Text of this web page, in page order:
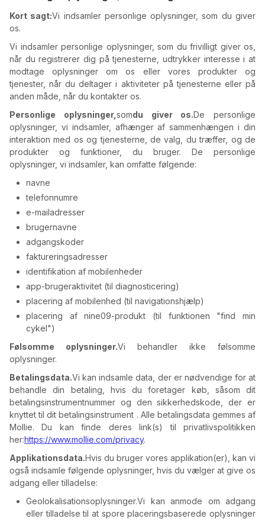
Kort sagt:Vi indsamler personlige oplysninger, som du giver
os.
Vi indsamler personlige oplysninger, som du frivilligt giver os,
når du registrerer dig på tjenesterne, udtrykker interesse i at
modtage oplysninger om os eller vores produkter og
tjenester, når du deltager i aktiviteter på tjenesterne eller på
anden måde, når du kontakter os.
Personlige oplysninger, somdu giver os.De personlige
oplysninger, vi indsamler, afhænger af sammenhængen i din
interaktion med os og tjenesterne, de valg, du træffer, og de
produkter og funktioner, du bruger. De personlige
oplysninger, vi indsamler, kan omfatte følgende:
navne
telefonnumre
e-mailadresser
brugernavne
adgangskoder
faktureringsadresser
identifikation af mobilenheder
app-brugeraktivitet (til diagnosticering)
placering af mobilenhed (til navigationshjælp)
placering af nine09-produkt (til funktionen "find min
cykel")
Følsomme oplysninger.Vi behandler ikke følsomme
oplysninger.
Betalingsdata.Vi kan indsamle data, der er nødvendige for at
behandle din betaling, hvis du foretager køb, såsom dit
betalingsinstrumentnummer og den sikkerhedskode, der er
knyttet til dit betalingsinstrument . Alle betalingsdata gemmes af
Mollie. Du kan finde deres link(s) til privatlivspolitikken
her:https://www.mollie.com/privacy.
Applikationsdata.Hvis du bruger vores applikation(er), kan vi
også indsamle følgende oplysninger, hvis du vælger at give os
adgang eller tilladelse:
Geolokalisationsoplysninger.Vi kan anmode om adgang
eller tilladelse til at spore placeringsbaserede oplysninger